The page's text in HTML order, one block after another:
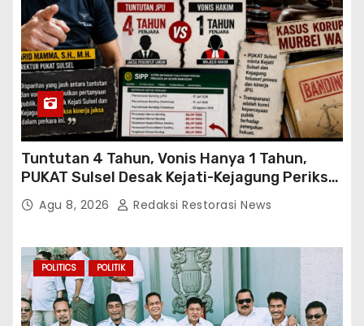
Tuntutan 4 Tahun, Vonis Hanya 1 Tahun,
PUKAT Sulsel Desak Kejati-Kejagung Periksa
JPU Murbei Wajo
Agu 8, 2026 Redaksi Restorasi News
POLITICS POLITIK